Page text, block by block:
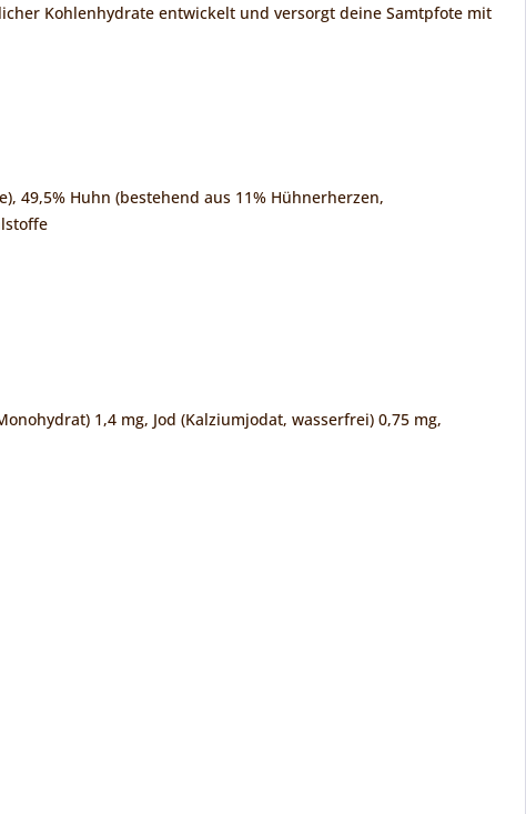
Kohlenhydrate entwickelt und versorgt deine Samtpfote mit
49,5% Huhn (bestehend aus 11% Hühnerherzen,
1,4 mg, Jod (Kalziumjodat, wasserfrei) 0,75 mg,